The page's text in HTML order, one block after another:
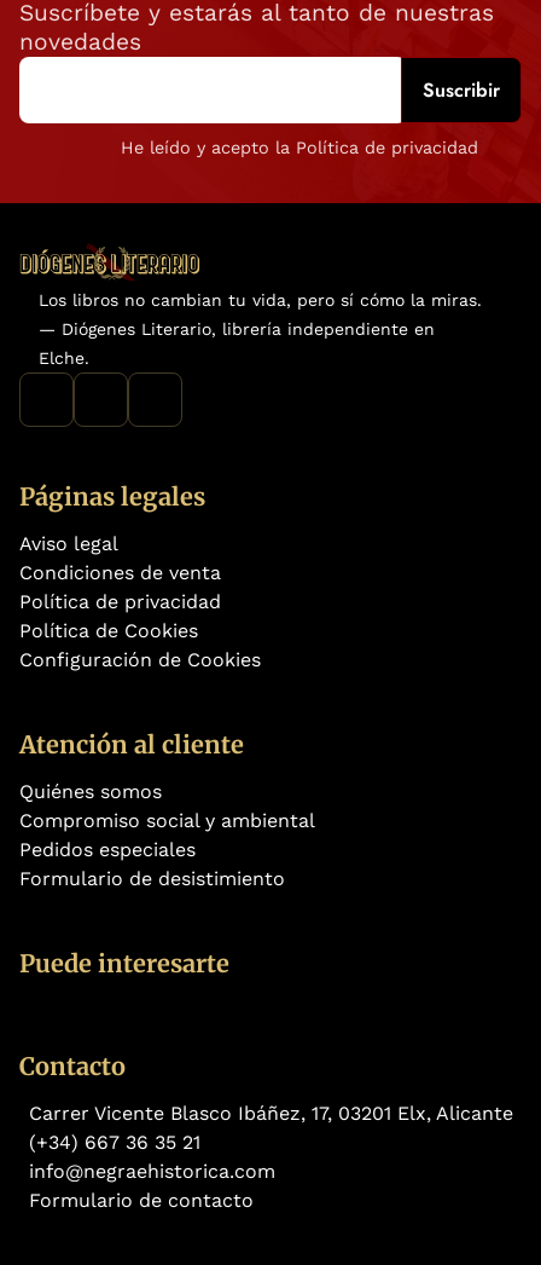
Suscríbete y estarás al tanto de nuestras
novedades
He leído y acepto la Política de privacidad
Los libros no cambian tu vida, pero sí cómo la miras.
— Diógenes Literario, librería independiente en
Elche.
Páginas legales
Aviso legal
Condiciones de venta
Política de privacidad
Política de Cookies
Configuración de Cookies
Atención al cliente
Quiénes somos
Compromiso social y ambiental
Pedidos especiales
Formulario de desistimiento
Puede interesarte
Contacto
Carrer Vicente Blasco Ibáñez, 17, 03201 Elx, Alicante
(+34) 667 36 35 21
info@negraehistorica.com
Formulario de contacto